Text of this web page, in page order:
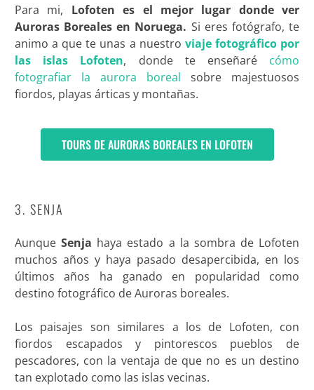
Para mi, Lofoten es el mejor lugar donde ver
Auroras Boreales en Noruega. Si eres fotógrafo, te
animo a que te unas a nuestro viaje fotográfico por
las islas Lofoten, donde te enseñaré cómo
fotografiar la aurora boreal sobre majestuosos
fiordos, playas árticas y montañas.
TOURS DE AURORAS BOREALES EN LOFOTEN
3. SENJA
AunqueSenja haya estado a la sombra de Lofoten
muchos años y haya pasado desapercibida, en los
últimos años ha ganado en popularidad como
destino fotográfico de Auroras boreales.
Los paisajes son similares a los de Lofoten, con
fiordos escapados y pintorescos pueblos de
pescadores, con la ventaja de que no es un destino
tan explotado como las islas vecinas.